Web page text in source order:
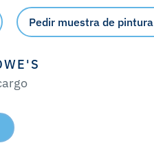
Pedir muestra de pintura